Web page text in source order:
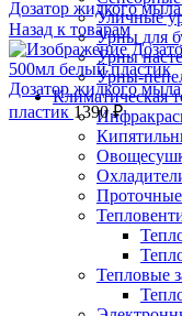
Уличные
Урны для
Урны
Урны-
Климатическая
Проточные
Тепловые
Дозатор жидкого
Назад к товарам
Дозатор жидкого
пластик 1390₽